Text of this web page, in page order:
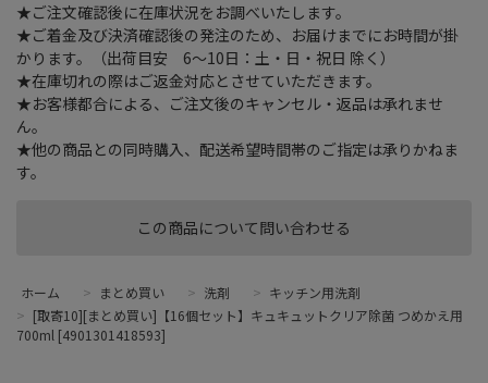
この商品について問い合わせる
★ご注文確認後に在庫状況をお調べいたします。
★ご着金及び決済確認後の発注のため、お届けまでにお時間が掛
かります。（出荷目安 6～10日：土・日・祝日 除く）
★在庫切れの際はご返金対応とさせていただきます。
★お客様都合による、ご注文後のキャンセル・返品は承れませ
ん。
★他の商品との同時購入、配送希望時間帯のご指定は承りかねま
す。
ホーム > まとめ買い > 洗剤 > キッチン用洗剤
> [取寄10][まとめ買い]【16個セット】キュキュットクリア除菌 つめかえ用
700ml [4901301418593]